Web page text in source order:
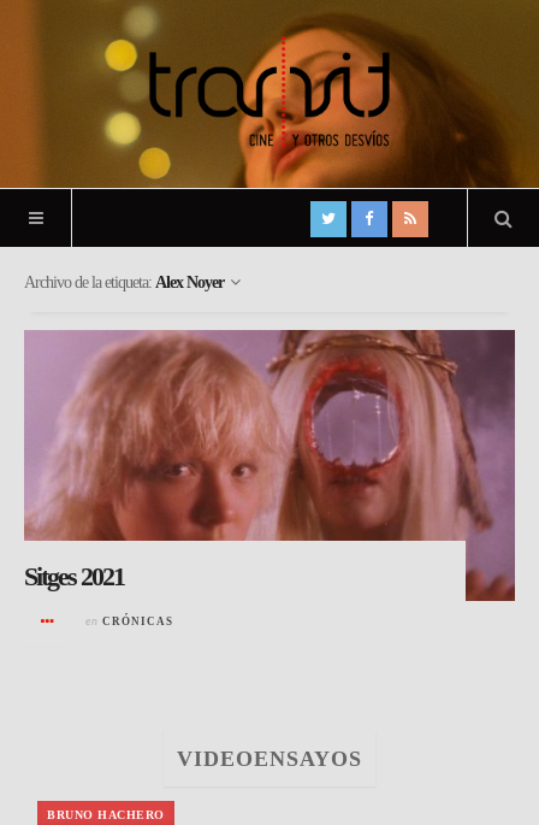
Archivo de la etiqueta: Alex Noyer
Sitges 2021
en CRÓNICAS
VIDEOENSAYOS
BRUNO HACHERO